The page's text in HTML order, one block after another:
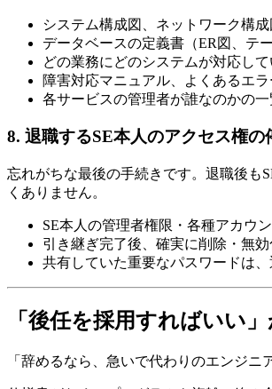
システム構成図、ネットワーク構成
データベースの定義書（ER図、テ
どの業務にどのシステムが対応し
障害対応マニュアル、よくあるエ
各サービスの管理者が誰なのかの一
8. 退職するSE本人のアクセス権の
忘れがちな最後の手続きです。退職後も
くありません。
SE本人の管理者権限・各種アカウ
引き継ぎ完了後、確実に削除・無効
共有していた重要なパスワードは
「後任を採用すればいい
「辞めるなら、急いで代わりのエンジ